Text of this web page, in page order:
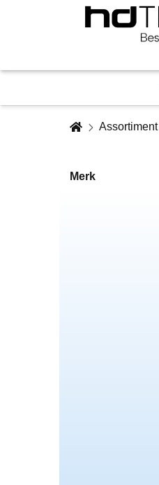
Assortiment
Merk
Toestemmingsvenster geopend